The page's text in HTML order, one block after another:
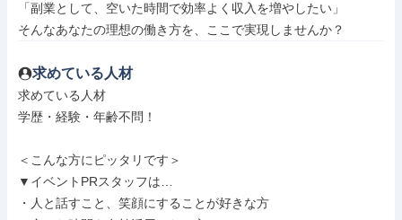
「副業として、空いた時間で効率よく収入を増やしたい」
そんなあなたの理想の働き方を、ここで実現しませんか？
求めている人材
求めている人材
学歴・経験・年齢不問！
＜こんな方にピッタリです＞
▼イベントPRスタッフは…
・人と話すこと、笑顔にすることが好きな方